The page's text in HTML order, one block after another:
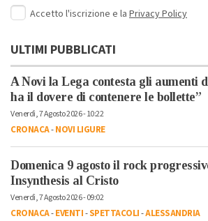
Accetto l'iscrizione e la Privacy Policy
ULTIMI PUBBLICATI
A Novi la Lega contesta gli aumenti
ha il dovere di contenere le bollette”
Venerdì, 7 Agosto 2026 - 10:22
CRONACA-NOVI LIGURE
Domenica 9 agosto il rock
Insynthesis al Cristo
Venerdì, 7 Agosto 2026 - 09:02
CRONACA-EVENTI-SPETTACOLI-ALESSANDRIA